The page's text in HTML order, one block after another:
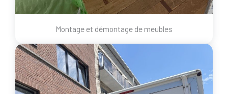
Montage et démontage de meubles